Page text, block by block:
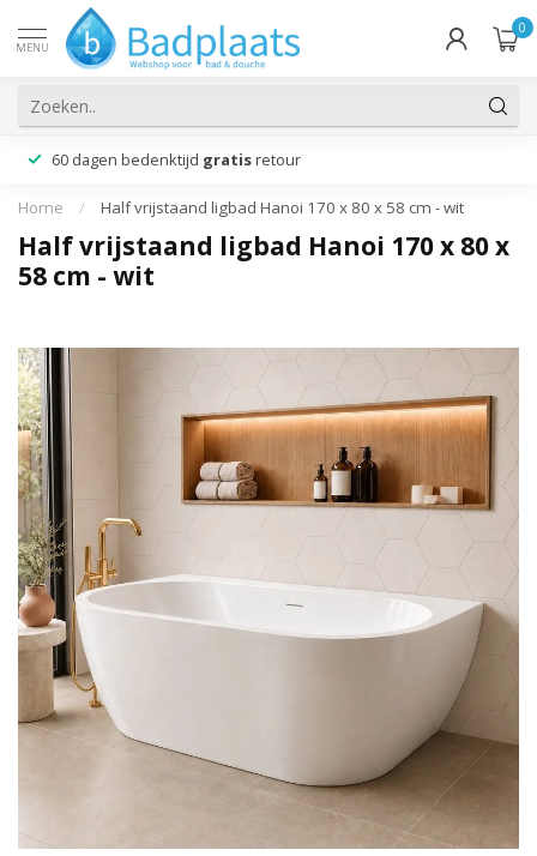
MENU
0
60 dagen bedenktijd gratis retour
Home / Half vrijstaand ligbad Hanoi 170 x 80 x 58 cm - wit
Half vrijstaand ligbad Hanoi 170 x 80 x
58 cm - wit